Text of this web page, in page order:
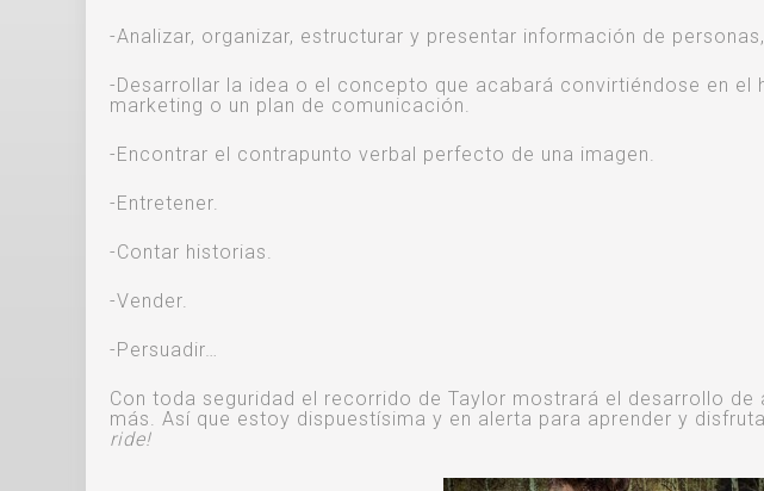
-Analizar, organizar, estructurar y presentar información de
-Desarrollar la idea o el concepto que acabará convirtiéndose en el
marketing o un plan de comunicación.
-Encontrar el contrapunto verbal perfecto de una imagen.
-Entretener.
-Contar historias.
-Vender.
-Persuadir…
Con toda seguridad el recorrido de Taylor mostrará el desarrollo
más. Así que estoy dispuestísima y en alerta para aprender y
ride!